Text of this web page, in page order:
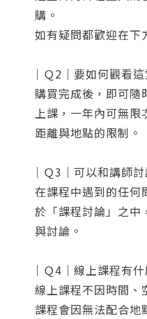
您將收到一封Email
系統偵測到您的
點擊下方「確定」將
購。
如有疑問都歡迎在下
｜Ｑ2｜要如何觀看
購買完成後，即可隨
上課，一年內可無
距離與地點的限制。
｜Ｑ3｜可以和講師
在課程中遇到的任何
於「課程討論」之中
與討論。
｜Ｑ4｜線上課程有
線上課程不因時間、
課程會因無法配合地